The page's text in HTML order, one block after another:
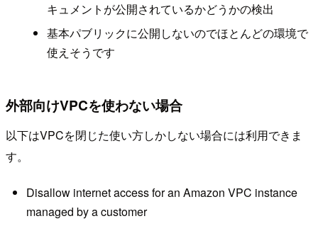
キュメントが公開されているかどうかの検出
基本パブリックに公開しないのでほとんどの環境で
使えそうです
外部向けVPCを使わない場合
以下はVPCを閉じた使い方しかしない場合には利用できま
す。
Disallow internet access for an Amazon VPC instance
managed by a customer